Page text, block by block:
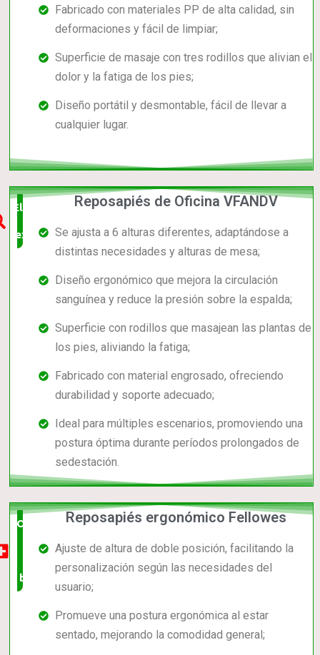
Fabricado con materiales PP de alta calidad, sin
deformaciones y fácil de limpiar;
Superficie de masaje con tres rodillos que alivian el
dolor y la fatiga de los pies;
Diseño portátil y desmontable, fácil de llevar a
cualquier lugar.
Elección
experta
Reposapiés de Oficina VFANDV
Se ajusta a 6 alturas diferentes, adaptándose a
distintas necesidades y alturas de mesa;
Diseño ergonómico que mejora la circulación
sanguínea y reduce la presión sobre la espalda;
Superficie con rodillos que masajean las plantas de
los pies, aliviando la fatiga;
Fabricado con material engrosado, ofreciendo
durabilidad y soporte adecuado;
Ideal para múltiples escenarios, promoviendo una
postura óptima durante períodos prolongados de
sedestación.
Opción
muy
buena
Reposapiés ergonómico Fellowes
Ajuste de altura de doble posición, facilitando la
personalización según las necesidades del
usuario;
Promueve una postura ergonómica al estar
sentado, mejorando la comodidad general;